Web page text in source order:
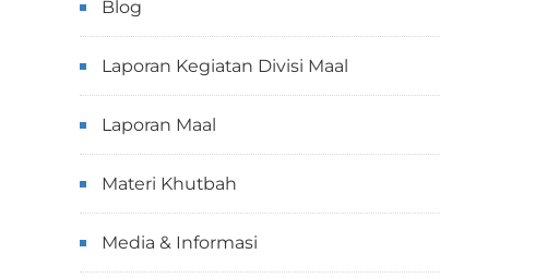
Blog
Laporan Kegiatan Divisi Maal
Laporan Maal
Materi Khutbah
Media & Informasi